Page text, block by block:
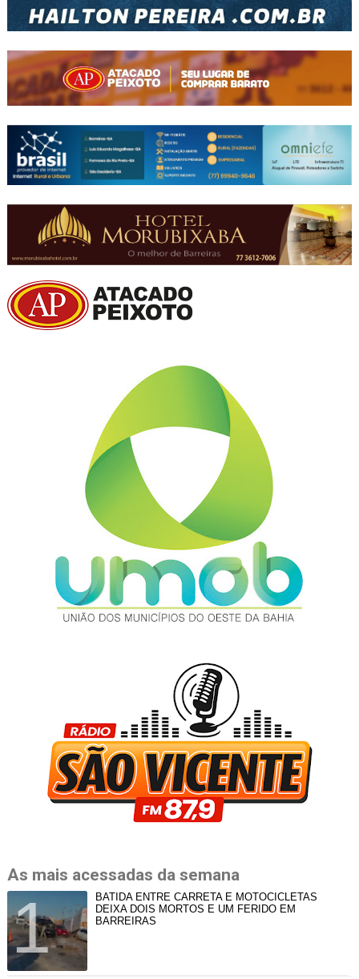
As mais acessadas da semana
BATIDA ENTRE CARRETA E MOTOCICLETAS
DEIXA DOIS MORTOS E UM FERIDO EM
BARREIRAS